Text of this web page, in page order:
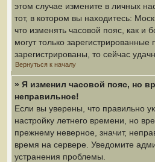
этом случае измените в личных
тот, в котором вы находитесь:
что изменять часовой пояс, как и
могут только
зарегистрированы, то сейчас
Вернуться к началу
» Я изменил часовой пояс, но
неправильное!
Если вы уверены, что правильно
настройку летнего времени, но
прежнему неверное, значит,
время на сервере. Уведомите
устранения проблемы.